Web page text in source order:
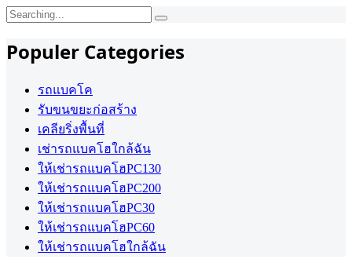
Search
Populer Categories
รถแบคโค
รับขนขยะก่อสร้าง
เคลียริ่งพื้นที่
เช่ารถแบคโฮใกล้ฉัน
ให้เช่ารถแบคโฮPC130
ให้เช่ารถแบคโฮPC200
ให้เช่ารถแบคโฮPC30
ให้เช่ารถแบคโฮPC60
ให้เช่ารถแบคโฮใกล้ฉัน